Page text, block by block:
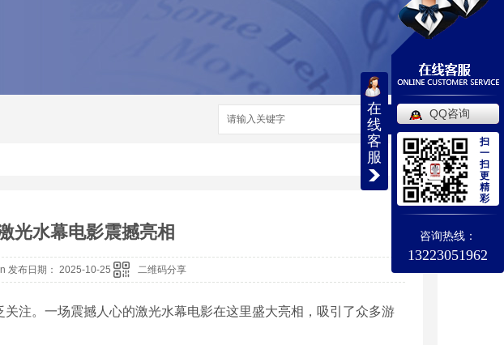
搜索
光水幕电影震撼亮相
发布日期： 2025-10-25 二维码分享
注。一场震撼人心的激光水幕电影在这里盛大亮相，吸引了众多游
在
线
客
服
QQ咨询
扫
一
扫
更
精
彩
咨询热线：
13223051962